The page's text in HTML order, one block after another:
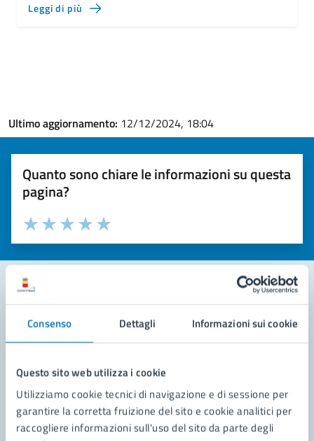
Consenso Dettagli Informazioni sui cookie
Questo sito web utilizza i cookie
Utilizziamo cookie tecnici di navigazione e di sessione per
garantire la corretta fruizione del sito e cookie analitici per
raccogliere informazioni sull'uso del sito da parte degli
Leggi di più
Ultimo aggiornamento: 12/12/2024, 18:04
Quanto sono chiare le informazioni su questa
pagina?
Valuta la chiarezza delle informazioni (da 1 a 5 stelle)
Seleziona il numero di stelle per valutare la chiarezza delle
Valuta 5 stelle su 5
Valuta 4 stelle su 5
Valuta 3 stelle su 5
Valuta 2 stelle su 5
Valuta 1 stelle su 5
Contatta il comune
Leggi le domande frequenti
Richiedi assistenza
Prenota appuntamento